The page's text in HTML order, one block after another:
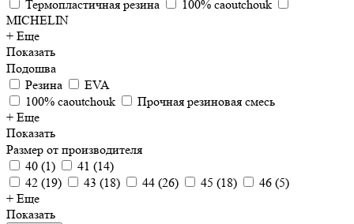
Термопластичная резина
100% caoutchouk
MICHELIN
+ Еще
Показать
Подошва
Резина
EVA
100% caoutchouk
Прочная резиновая смесь
+ Еще
Показать
Размер от производителя
40 (1) 41 (14)
42 (19) 43 (18) 44 (26) 45 (18) 46 (5)
+ Еще
Показать